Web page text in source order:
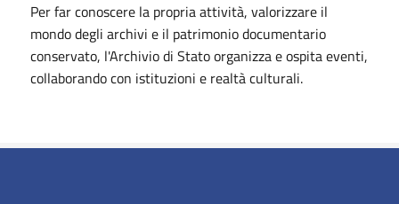
Per far conoscere la propria attività, valorizzare il
mondo degli archivi e il patrimonio documentario
conservato, l'Archivio di Stato organizza e ospita eventi,
collaborando con istituzioni e realtà culturali.